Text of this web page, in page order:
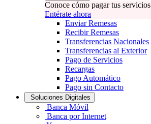
Conoce cómo pagar tus servicios
Entérate ahora
Enviar Remesas
Recibir Remesas
Transferencias Nacionales
Transferencias al Exterior
Pago de Servicios
Recargas
Pago Automático
Pago sin Contacto
Soluciones Digitales
Banca Móvil
Banca por Internet